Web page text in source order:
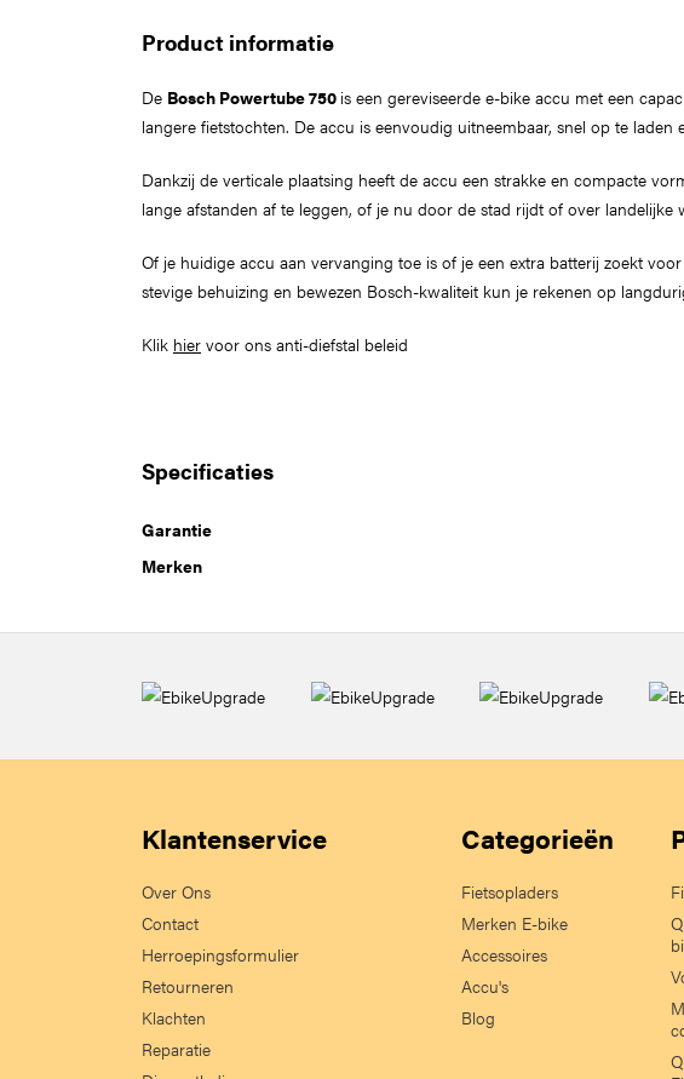
Product informatie
De Bosch Powertube 750 is een gereviseerde e-bike accu met een
langere fietstochten. De accu is eenvoudig uitneembaar, snel op te
Dankzij de verticale plaatsing heeft de accu een strakke en compacte
lange afstanden af te leggen, of je nu door de stad rijdt of over landelijke
Of je huidige accu aan vervanging toe is of je een extra batterij zoekt
stevige behuizing en bewezen Bosch-kwaliteit kun je rekenen op
Klik hier voor ons anti-diefstal beleid
Specificaties
Garantie
Merken
Klantenservice
Over Ons
Contact
Herroepingsformulier
Retourneren
Klachten
Reparatie
Categorieën
Fietsopladers
Merken E-bike
Accessoires
Accu's
Blog